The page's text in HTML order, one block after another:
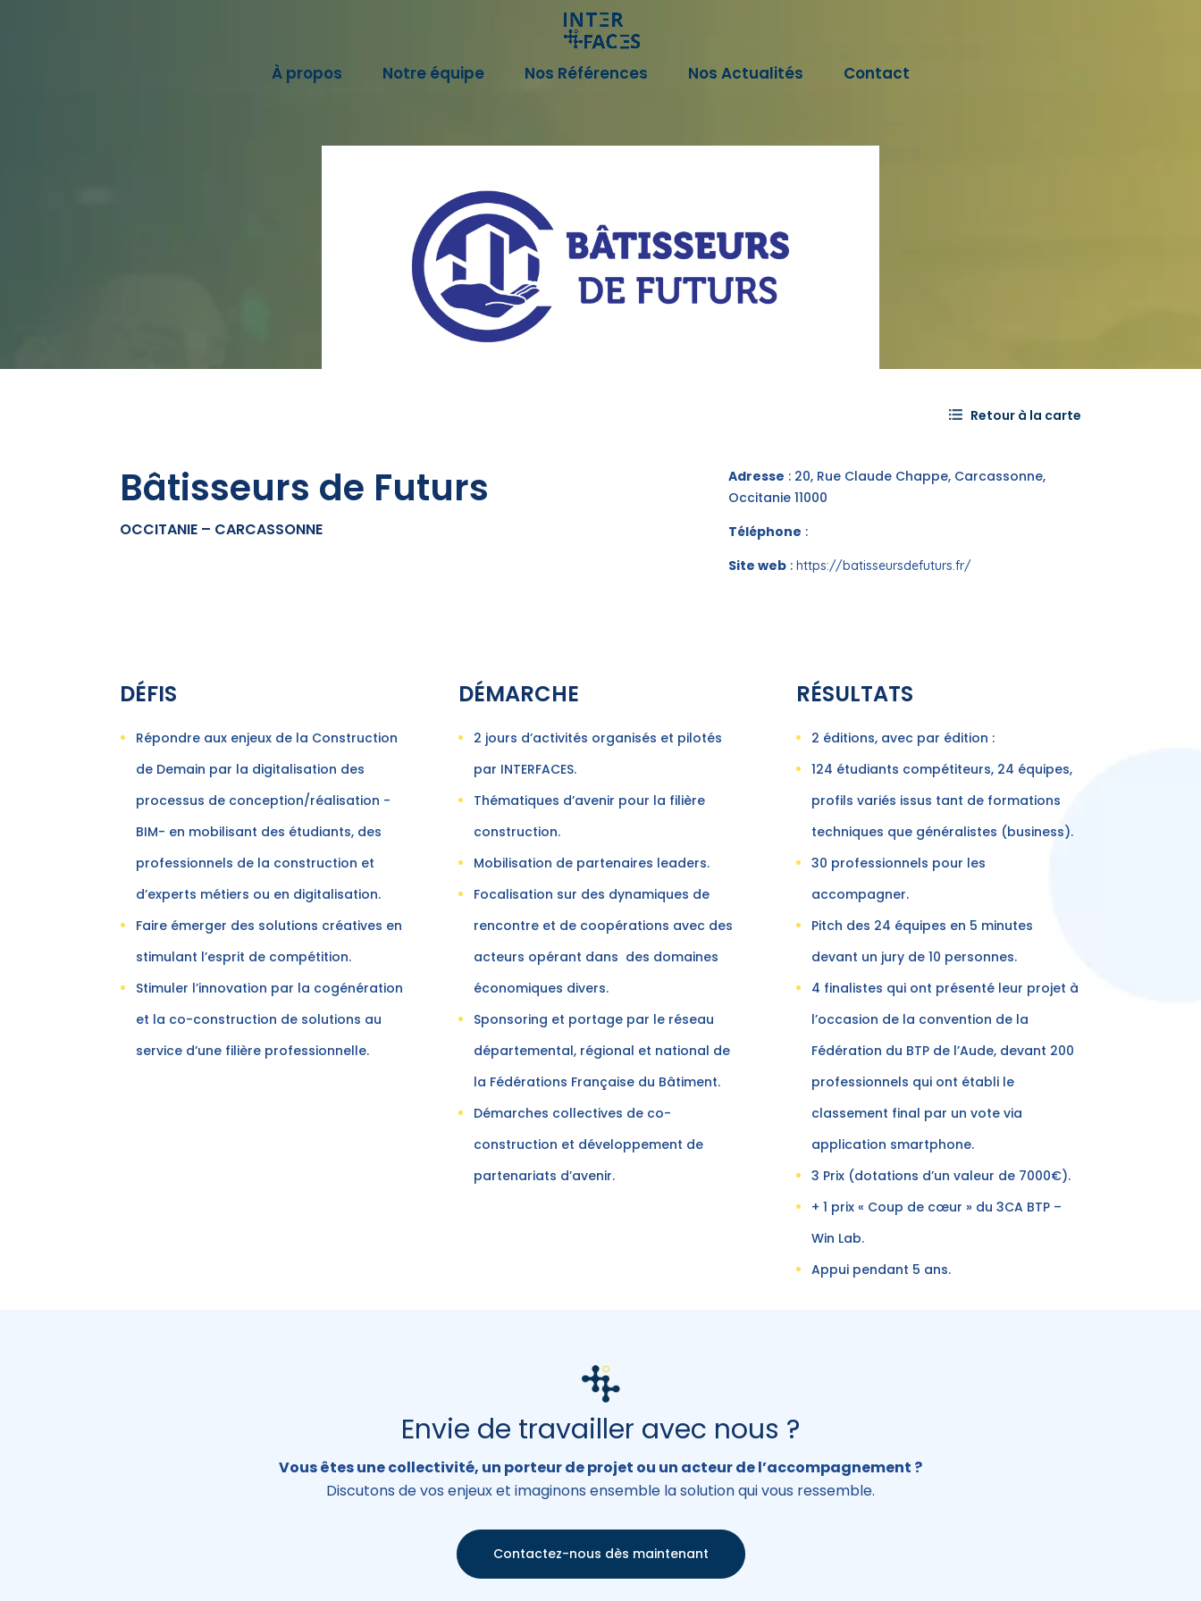
À propos Notre équipe Nos Références Nos Actualités Contact
Retour à la carte
Bâtisseurs de Futurs
OCCITANIE – CARCASSONNE
Adresse : 20, Rue Claude Chappe, Carcassonne,
Occitanie 11000
Téléphone :
Site web: https://batisseursdefuturs.fr/
DÉFIS
Répondre aux enjeux de la Construction
de Demain par la digitalisation des
processus de conception/réalisation -
BIM- en mobilisant des étudiants, des
professionnels de la construction et
d’experts métiers ou en digitalisation.
Faire émerger des solutions créatives en
stimulant l’esprit de compétition.
Stimuler l’innovation par la cogénération
et la co-construction de solutions au
service d’une filière professionnelle.
DÉMARCHE
2 jours d’activités organisés et pilotés
par INTERFACES.
Thématiques d’avenir pour la filière
construction.
Mobilisation de partenaires leaders.
Focalisation sur des dynamiques de
rencontre et de coopérations avec des
acteurs opérant dans des domaines
économiques divers.
Sponsoring et portage par le réseau
départemental, régional et national de
la Fédérations Française du Bâtiment.
Démarches collectives de co-
construction et développement de
partenariats d’avenir.
RÉSULTATS
2 éditions, avec par édition :
124 étudiants compétiteurs, 24 équipes,
profils variés issus tant de formations
techniques que généralistes (business).
30 professionnels pour les
accompagner.
Pitch des 24 équipes en 5 minutes
devant un jury de 10 personnes.
4 finalistes qui ont présenté leur projet à
l’occasion de la convention de la
Fédération du BTP de l’Aude, devant 200
professionnels qui ont établi le
classement final par un vote via
application smartphone.
3 Prix (dotations d’un valeur de 7000€).
+ 1 prix « Coup de cœur » du 3CA BTP –
Win Lab.
Appui pendant 5 ans.
Envie de travailler avec nous ?
Vous êtes une collectivité, un porteur de projet ou un acteur de l’accompagnement ?
Discutons de vos enjeux et imaginons ensemble la solution qui vous ressemble.
Contactez-nous dès maintenant